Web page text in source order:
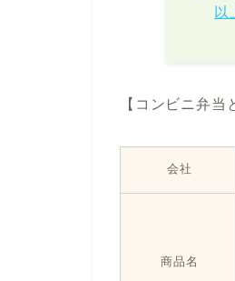
以
【コンビニ弁当
会社
商品名